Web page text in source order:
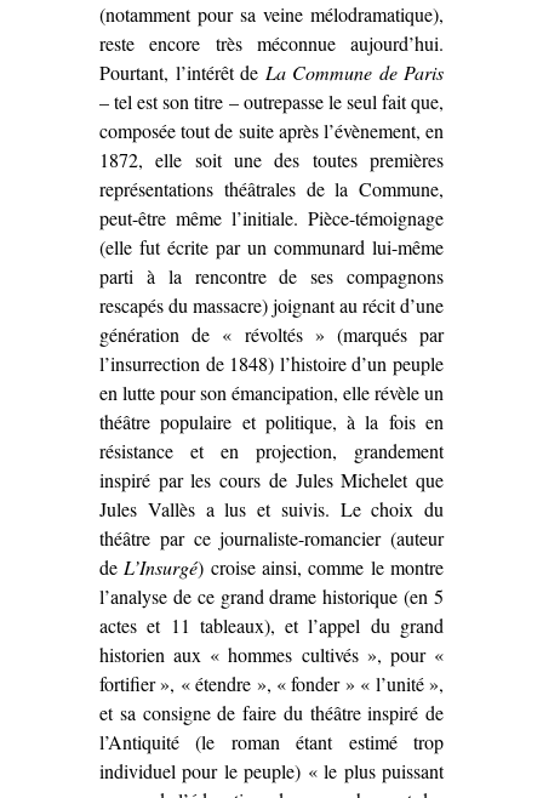
(notamment pour sa veine mélodramatique),
reste encore très méconnue aujourd’hui.
Pourtant, l’intérêt de La Commune de Paris
– tel est son titre – outrepasse le seul fait que,
composée tout de suite après l’évènement, en
1872, elle soit une des toutes premières
représentations théâtrales de la Commune,
peut-être même l’initiale. Pièce-témoignage
(elle fut écrite par un communard lui-même
parti à la rencontre de ses compagnons
rescapés du massacre) joignant au récit d’une
génération de « révoltés » (marqués par
l’insurrection de 1848) l’histoire d’un peuple
en lutte pour son émancipation, elle révèle un
théâtre populaire et politique, à la fois en
résistance et en projection, grandement
inspiré par les cours de Jules Michelet que
Jules Vallès a lus et suivis. Le choix du
théâtre par ce journaliste-romancier (auteur
deL’Insurgé) croise ainsi, comme le montre
l’analyse de ce grand drame historique (en 5
actes et 11 tableaux), et l’appel du grand
historien aux « hommes cultivés », pour «
fortifier », « étendre », « fonder » « l’unité »,
et sa consigne de faire du théâtre inspiré de
l’Antiquité (le roman étant estimé trop
individuel pour le peuple) « le plus puissant